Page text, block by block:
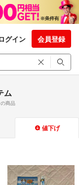
グイン 会員登録
ム
商品
値下げ